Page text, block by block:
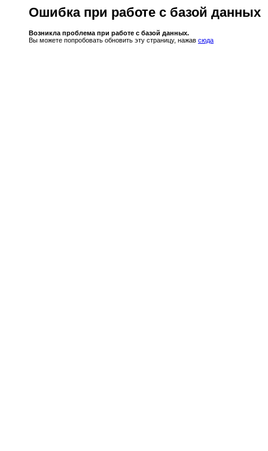
Ошибка при работе с базой данных
Возникла проблема при работе с базой данных.
Вы можете попробовать обновить эту страницу, нажав сюда